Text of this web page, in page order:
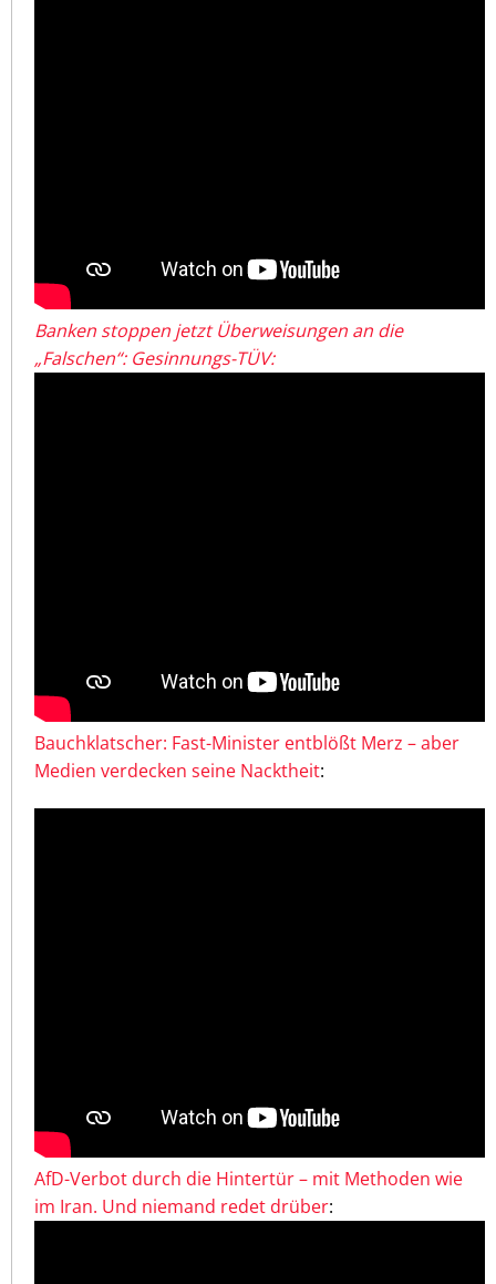
Banken stoppen jetzt Überweisungen an die
„Falschen“: Gesinnungs-TÜV:
Bauchklatscher: Fast-Minister entblößt Merz – aber
Medien verdecken seine Nacktheit:
AfD-Verbot durch die Hintertür – mit Methoden wie
im Iran. Und niemand redet drüber: